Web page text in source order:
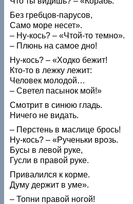
Без гребцов-парусов,
Само море несет».
– Ну-кось? – «Чтой-то темно».
– Плюнь на самое дно!
Ну-кось? – «Ходко бежит!
Кто-то в лежку лежит:
Человек молодой…
– Светел пасынок мой!»
Смотрит в синюю гладь.
Ничего не видать.
– Перстень в маслице брось!
Ну-кось? – «Рученьки врозь.
Бусы в левой руке,
Гусли в правой руке.
Привалился к корме.
Думу держит в уме».
– Топни правой ногой!